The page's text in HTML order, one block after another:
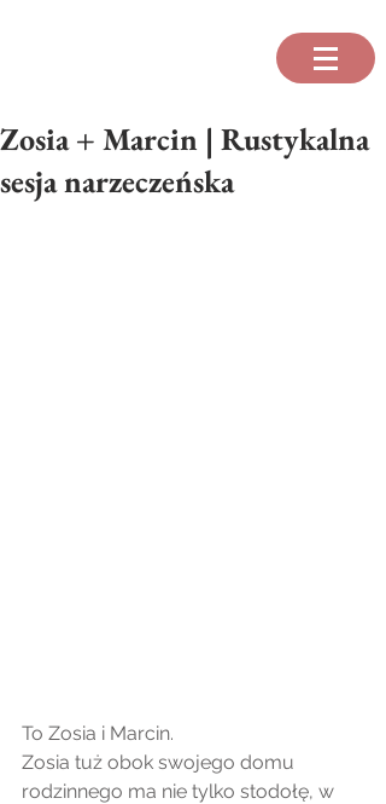
Zosia + Marcin | Rustykalna
sesja narzeczeńska
To Zosia i Marcin.
Zosia tuż obok swojego domu
rodzinnego ma nie tylko stodołę, w